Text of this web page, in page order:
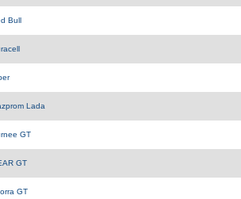
Bull
Lada
GT
GT
GT